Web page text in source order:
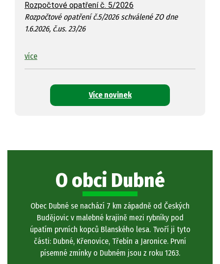
Rozpočtové opatření č. 5/2026
Rozpočtové opatření č.5/2026 schválené ZO dne
1.6.2026, č.us. 23/26
více
Více novinek
O obci Dubné
Obec Dubné se nachází 7 km západně od Českých
Budějovic v malebné krajině mezi rybníky pod
úpatím prvních kopců Blanského lesa. Tvoří ji tyto
části: Dubné, Křenovice, Třebín a Jaronice. První
písemné zmínky o Dubném jsou z roku 1263.